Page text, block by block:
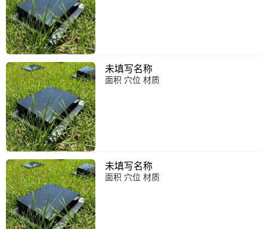
未填写名称
面积 穴位 材质
未填写名称
面积 穴位 材质